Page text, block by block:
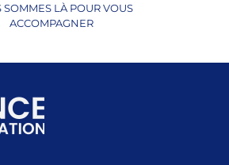
SOMMES LÀ POUR VOUS
ACCOMPAGNER